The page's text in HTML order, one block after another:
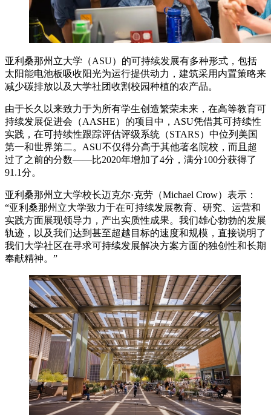
亚利桑那州立大学（ASU）的可持续发展有多种形式，包括
太阳能电池板吸收阳光为运行提供动力，建筑采用内置策略来
减少碳排放以及大学社团收割校园种植的农产品。
由于长久以来致力于为所有学生创造繁荣未来，在高等教育可
持续发展促进会（AASHE）的项目中，ASU凭借其可持续性
实践，在可持续性跟踪评估评级系统（STARS）中位列美国
第一和世界第二。ASU不仅得分高于其他著名院校，而且超
过了之前的分数——比2020年增加了4分，满分100分获得了
91.1分。
亚利桑那州立大学校长迈克尔·克劳（Michael Crow）表示：
“亚利桑那州立大学致力于在可持续发展教育、研究、运营和
实践方面展现领导力，产出实质性成果。我们雄心勃勃的发展
轨迹，以及我们达到甚至超越目标的速度和规模，直接说明了
我们大学社区在寻求可持续发展解决方案方面的独创性和长期
奉献精神。”